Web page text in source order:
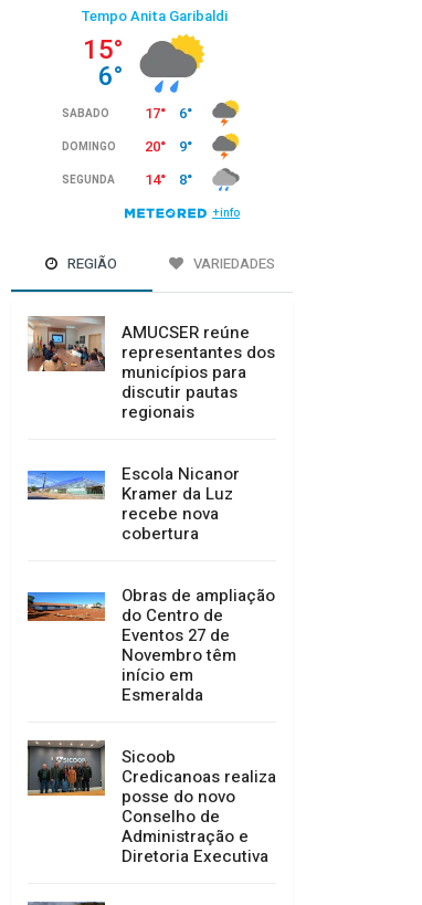
Passo do Pontão
REGIÃO VARIEDADES
AMUCSER reúne
representantes dos
municípios para
discutir pautas
regionais
Escola Nicanor
Kramer da Luz
recebe nova
cobertura
Obras de ampliação
do Centro de
Eventos 27 de
Novembro têm
início em
Esmeralda
Sicoob
Credicanoas realiza
posse do novo
Conselho de
Administração e
Diretoria Executiva